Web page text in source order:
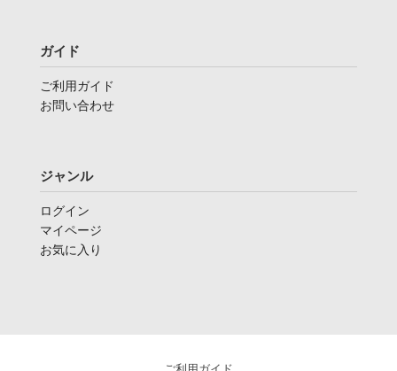
ガイド
ご利用ガイド
お問い合わせ
ジャンル
ログイン
マイページ
お気に入り